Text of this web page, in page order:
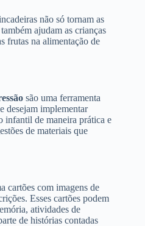
não só tornam as
ajudam as crianças
frutas na alimentação de
são uma ferramenta
desejam implementar
infantil de maneira prática e
de materiais que
cartões com imagens de
Esses cartões podem
atividades de
de histórias contadas